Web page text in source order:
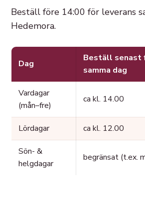
Beställ före 14:00 för leverans
Hedemora.
Dag
Beställ senast
samma dag
Vardagar
(mån–fre)
ca kl. 14.00
Lördagar ca kl. 12.00
Sön- &
helgdagar
begränsat (t.ex.